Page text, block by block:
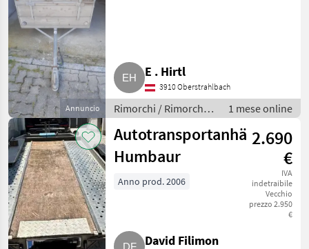
Annuncio
E . Hirtl
3910 Oberstrahlbach
Rimorchi / Rimorchi
per auto
1 mese online
Autotransportanhänger
Humbaur
2.690
€
IVA
indetraibile
Vecchio
prezzo 2.950
€
Anno prod. 2006
David Filimon